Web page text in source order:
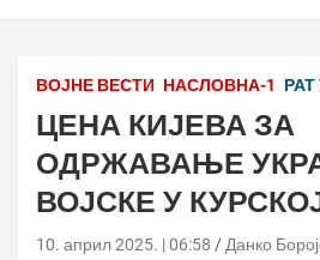
ВОЈНЕ ВЕСТИ НАСЛОВНА-1
ЦЕНА КИЈЕВА ЗА
ОДРЖАВАЊЕ
ВОЈСКЕ У
10. април 2025. | 06:58 Данко